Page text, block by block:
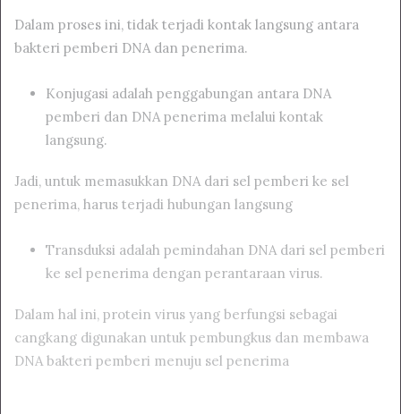
Dalam proses ini, tidak terjadi kontak langsung antara
bakteri pemberi DNA dan penerima.
Konjugasi adalah penggabungan antara DNA
pemberi dan DNA penerima melalui kontak
langsung.
Jadi, untuk memasukkan DNA dari sel pemberi ke sel
penerima, harus terjadi hubungan langsung
Transduksi adalah pemindahan DNA dari sel pemberi
ke sel penerima dengan perantaraan virus.
Dalam hal ini, protein virus yang berfungsi sebagai
cangkang digunakan untuk pembungkus dan membawa
DNA bakteri pemberi menuju sel penerima